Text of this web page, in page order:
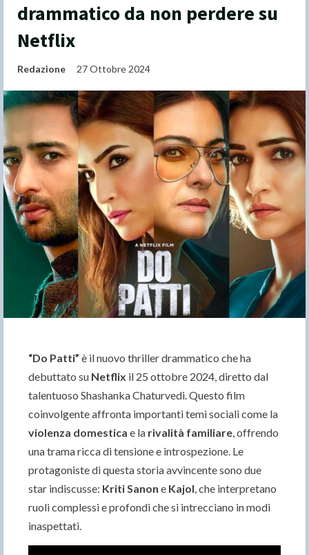
drammatico da non perdere su
Netflix
Redazione 27 Ottobre 2024
“Do Patti” è il nuovo thriller drammatico che ha
debuttato su Netflix il 25 ottobre 2024, diretto dal
talentuoso Shashanka Chaturvedi. Questo film
coinvolgente affronta importanti temi sociali come la
violenza domestica e la rivalità familiare , offrendo
una trama ricca di tensione e introspezione. Le
protagoniste di questa storia avvincente sono due
star indiscusse: Kriti Sanon e Kajol , che interpretano
ruoli complessi e profondi che si intrecciano in modi
inaspettati.